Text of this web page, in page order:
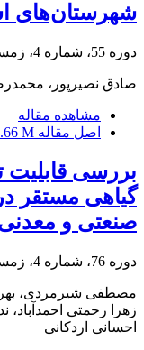
شهرستان‌های
دوره 55، شماره 4، زمستان 1403، صفحه
صادق نصیرپور،
مشاهده مقاله
اصل مقاله M
بررسی
گیاهی مستقر
صنعتی و
دوره 76، شماره 4، زمستان 1402، صفحه
مصطفی شیرمردی،
زهرا رحمتی
احسانی اردکانی